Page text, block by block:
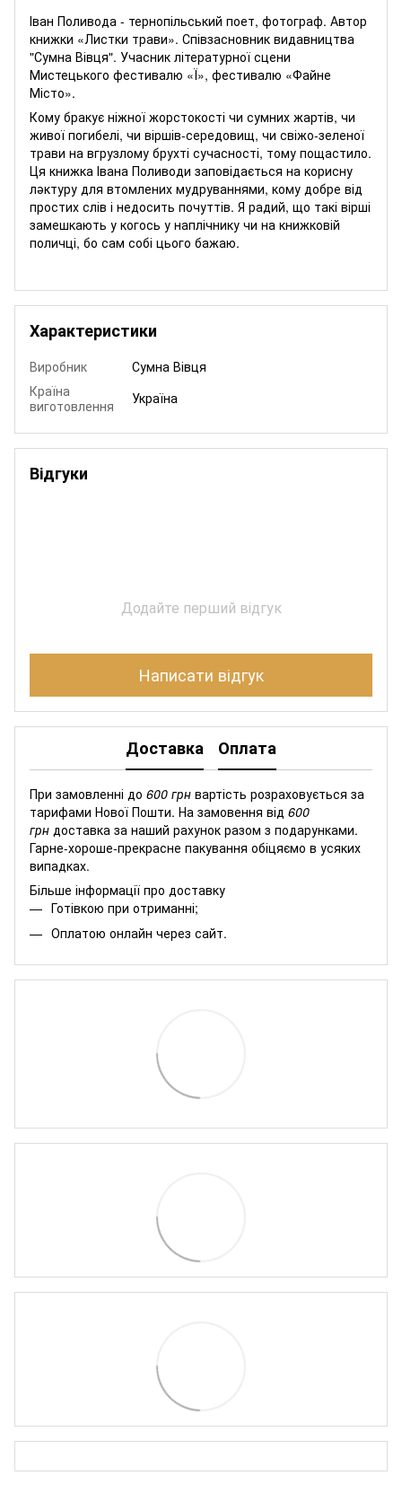
Іван Поливода - тернопільський поет, фотограф. Автор
книжки «Листки трави». Співзасновник видавництва
"Сумна Вівця". Учасник літературної сцени
Мистецького фестивалю «Ї», фестивалю «Файне
Місто».
Кому бракує ніжної жорстокості чи сумних жартів, чи
живої погибелі, чи віршів-середовищ, чи свіжо-зеленої
трави на вгрузлому брухті сучасності, тому пощастило.
Ця книжка Івана Поливоди заповідається на корисну
ләктуру для втомлених мудруваннями, кому добре від
простих слів і недосить почуттів. Я радий, що такі вірші
замешкають у когось у наплічнику чи на книжковій
поличці, бо сам собі цього бажаю.
Характеристики
Виробник
Сумна Вівця
Країна
виготовлення
Україна
Відгуки
Додайте перший відгук
Написати відгук
Доставка Оплата
При замовленні до 600 грн вартість розраховується за
тарифами Нової Пошти. На замовення від 600
грн доставка за наший рахунок разом з подарунками.
Гарне-хороше-прекрасне пакування обіцяємо в усяких
випадках.
Більше інформації про доставку
Готівкою при отриманні;
Оплатою онлайн через сайт.